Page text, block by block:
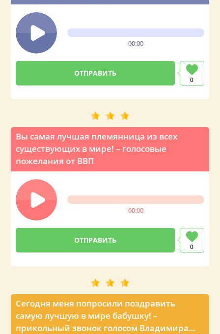
00:00
0
Вы самая лучшая племянница из всех
существующих в мире! – голосовые
пожелания от ВВП
00:00
0
Сегодня меня попросили поздравить
самую лучшую в мире бабушку! –
прикольный звонок голосом Владимира